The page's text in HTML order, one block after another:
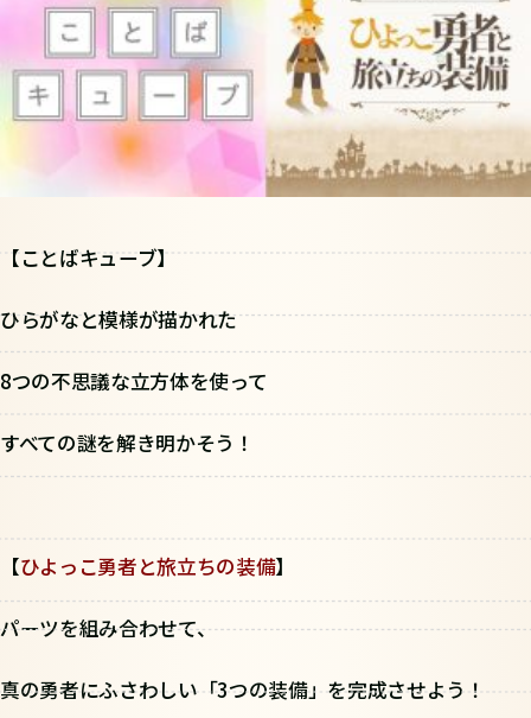
【ことばキューブ】
ひらがなと模様が描かれた
8つの不思議な立方体を使って
すべての謎を解き明かそう！
【ひよっこ勇者と旅立ちの装備】
パーツを組み合わせて、
真の勇者にふさわしい「3つの装備」を完成させよう！